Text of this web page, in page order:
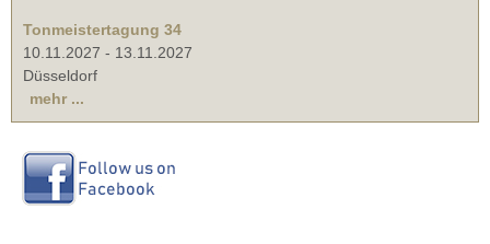
Tonmeistertagung 34
10.11.2027 - 13.11.2027
Düsseldorf
mehr ...